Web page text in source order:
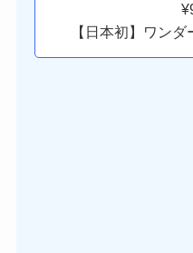
【日本初】ワン